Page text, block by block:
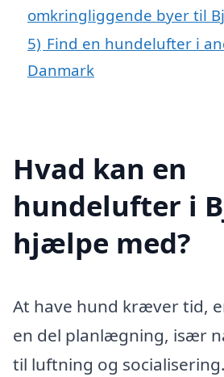
omkringliggende byer til
5) Find en hundelufter i
Danmark
Hvad kan en
hundelufter i
hjælpe med?
At have hund kræver tid,
en del planlægning, især
til luftning og